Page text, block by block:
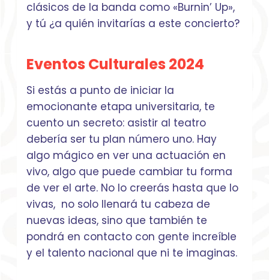
clásicos de la banda como «Burnin’ Up»,
y tú ¿a quién invitarías a este concierto?
Eventos Culturales 2024
Si estás a punto de iniciar la
emocionante etapa universitaria, te
cuento un secreto: asistir al teatro
debería ser tu plan número uno. Hay
algo mágico en ver una actuación en
vivo, algo que puede cambiar tu forma
de ver el arte. No lo creerás hasta que lo
vivas, no solo llenará tu cabeza de
nuevas ideas, sino que también te
pondrá en contacto con gente increíble
y el talento nacional que ni te imaginas.